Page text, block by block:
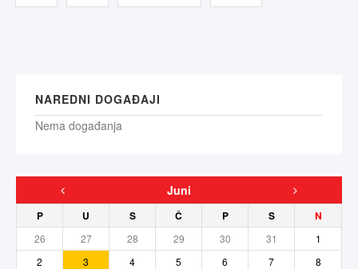
NAREDNI DOGAĐAJI
Nema događanja
Juni
P U S Č P S N
26 27 28 29 30 31
1
2
3 4 5 6 7
8